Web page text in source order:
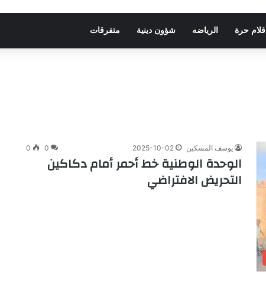
أقلام حرة الرياضه شؤون دينية متفرقات
يوسف المسكين 2025-10-02
0
0
الوحدة الوطنية خط أحمر أمام دكاكين
التحريض الافتراضي